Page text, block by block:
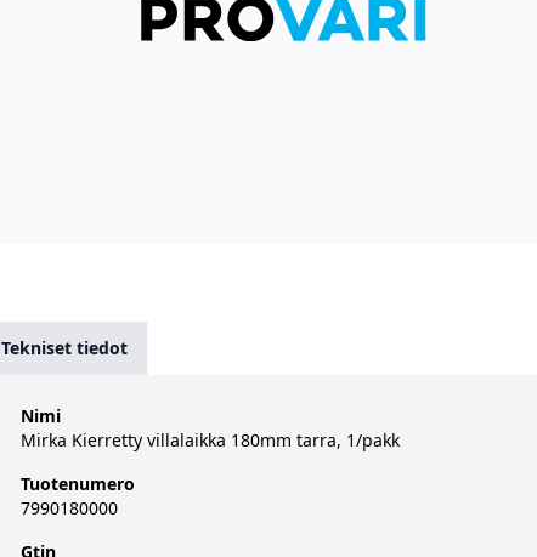
Tekniset tiedot
Nimi
Mirka Kierretty villalaikka 180mm tarra, 1/pakk
Tuotenumero
7990180000
Gtin